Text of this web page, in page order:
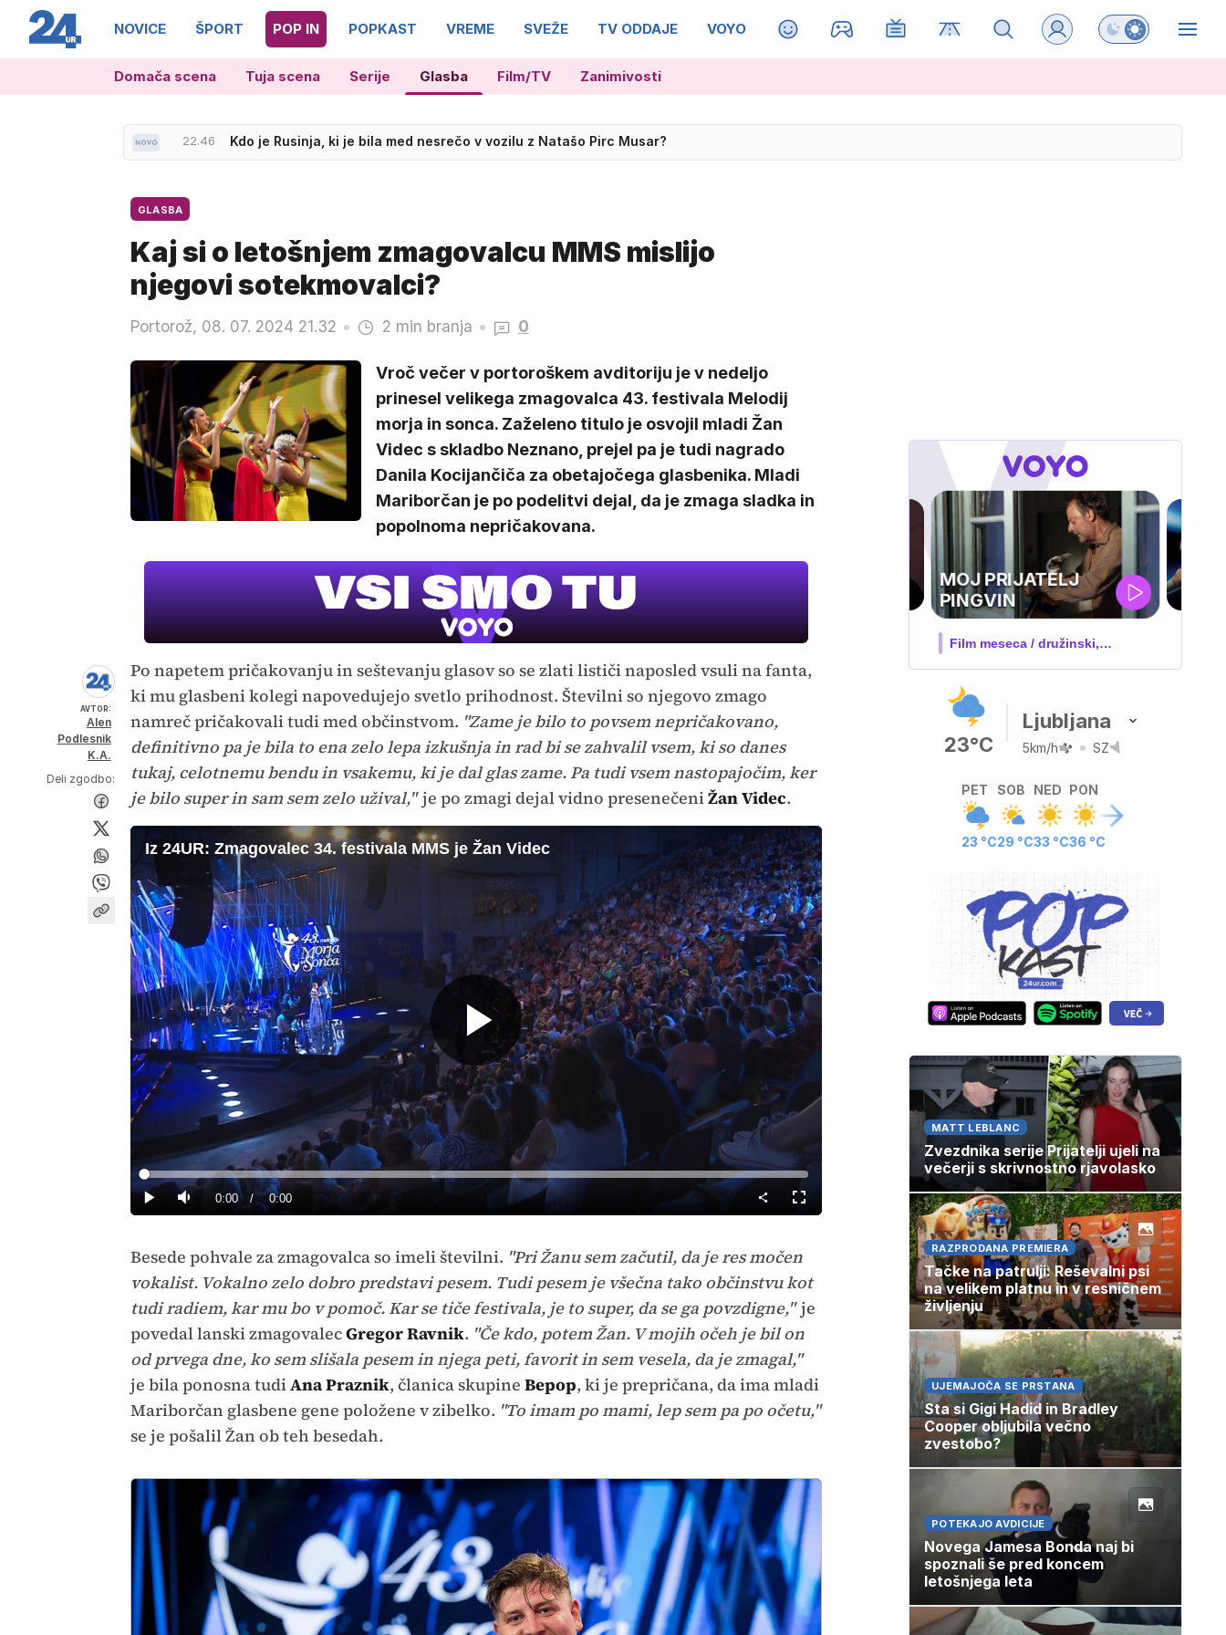
NOVICE ŠPORT POP IN POPKAST VREME SVEŽE TV ODDAJE VOYO MAGAZIN Preklopi barvni
Domača scena Tuja scena Serije Glasba Film/TV Zanimivosti
22.42 Pirnat: Varovanje Nataše Pirc Musar je nezakonito
GLASBA
Kaj si o letošnjem zmagovalcu MMS mislijo
njegovi sotekmovalci?
Portorož, 08. 07. 2024 21.32 2 min branja 0
Vroč večer v portoroškem avditoriju je v nedeljo
prinesel velikega zmagovalca 43. festivala Melodij
morja in sonca. Zaželeno titulo je osvojil mladi Žan
Videc s skladbo Neznano, prejel pa je tudi nagrado
Danila Kocijančiča za obetajočega glasbenika. Mladi
Mariborčan je po podelitvi dejal, da je zmaga sladka in
popolnoma nepričakovana.
AVTOR:
Alen
Podlesnik
K.A.
Deli zgodbo:
Po napetem pričakovanju in seštevanju glasov so se zlati lističi naposled vsuli na fanta,
ki mu glasbeni kolegi napovedujejo svetlo prihodnost. Številni so njegovo zmago
namreč pričakovali tudi med občinstvom. "Zame je bilo to povsem nepričakovano,
definitivno pa je bila to ena zelo lepa izkušnja in rad bi se zahvalil vsem, ki so danes
tukaj, celotnemu bendu in vsakemu, ki je dal glas zame. Pa tudi vsem nastopajočim, ker
je bilo super in sam sem zelo užival,"je po zmagi dejal vidno presenečeniŽan Videc.
Iz 24UR: Zmagovalec 34. festivala MMS je Žan Videc
Predvajaj
PredvajajTiho Current
0:00 / Duration
0:00
Loaded:
0%
Celozaslonski
način
Besede pohvale za zmagovalca so imeli številni. "Pri Žanu sem začutil, da je res močen
vokalist. Vokalno zelo dobro predstavi pesem. Tudi pesem je všečna tako občinstvu kot
tudi radiem, kar mu bo v pomoč. Kar se tiče festivala, je to super, da se ga povzdigne,"je
povedal lanski zmagovalecGregor Ravnik. "Če kdo, potem Žan. V mojih očeh je bil on
od prvega dne, ko sem slišala pesem in njega peti, favorit in sem vesela, da je zmagal,"
je bila ponosna tudiAna Praznik, članica skupine Bepop, ki je prepričana, da ima mladi
Mariborčan glasbene gene položene v zibelko. "To imam po mami, lep sem pa po očetu,"
se je pošalil Žan ob teh besedah.
UEFA
SUPERPOKAL
V živo na VOYO: sreda ob 20.30
23°C
Ljubljana
5km/h SZ
PET
23 °C
SOB
29 °C
NED
33 °C
PON
36 °C
MATT LEBLANC
Zvezdnika serije Prijatelji ujeli na
večerji s skrivnostno rjavolasko
RAZPRODANA PREMIERA
Tačke na patrulji: Reševalni psi
na velikem platnu in v resničnem
življenju
UJEMAJOČA SE PRSTANA
Sta si Gigi Hadid in Bradley
Cooper obljubila večno
zvestobo?
POTEKAJO AVDICIJE
Novega Jamesa Bonda naj bi
spoznali še pred koncem
letošnjega leta